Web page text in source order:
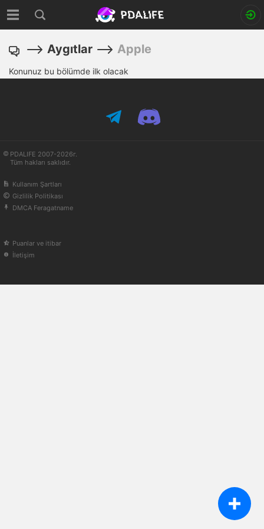
Aygıtlar Apple
Konunuz bu bölümde ilk olacak
PDALIFE 2007-2026г.
Tüm hakları saklıdır.
Kullanım Şartları
Gizlilik Politikası
DMCA Feragatname
Puanlar ve itibar
İletişim